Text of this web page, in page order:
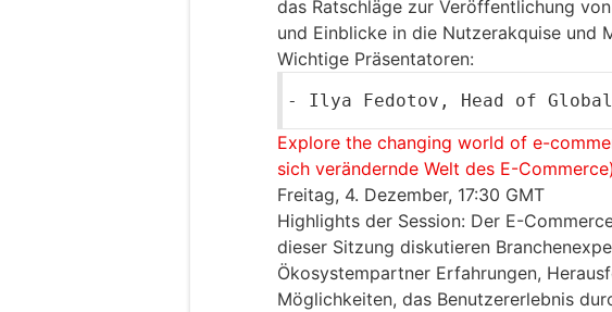
das Ratschläge zur Veröffentlichung
und Einblicke in die Nutzerakquise und
Wichtige Präsentatoren:
- Ilya Fedotov , Head of
Explore the changing world of e-
sich verändernde Welt des E-Commerce)
Freitag, 4. Dezember, 17:30 GMT
Highlights der Session: Der E-
dieser Sitzung diskutieren
Ökosystempartner Erfahrungen,
Möglichkeiten, das Benutzererlebnis